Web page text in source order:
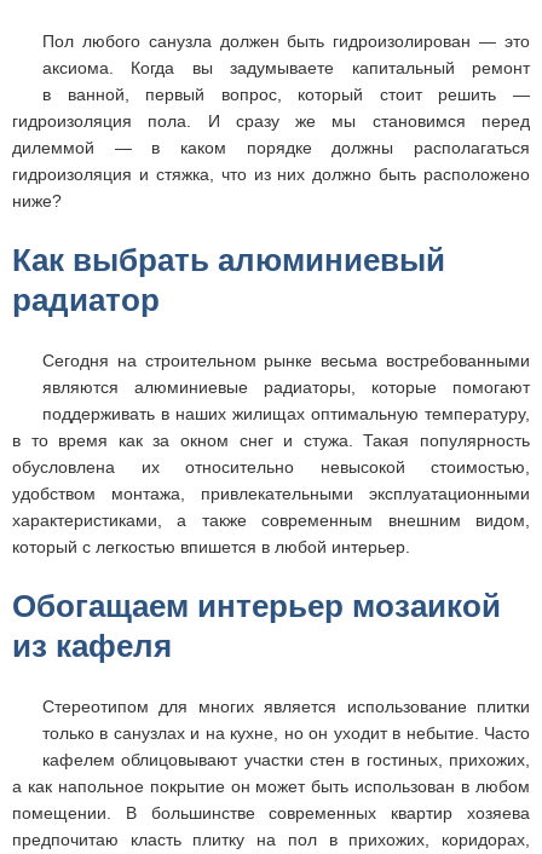
Пол любого санузла должен быть гидроизолирован — это
аксиома. Когда вы задумываете капитальный ремонт
в ванной, первый вопрос, который стоит решить —
гидроизоляция пола. И сразу же мы становимся перед
дилеммой — в каком порядке должны располагаться
гидроизоляция и стяжка, что из них должно быть расположено
ниже?
Как выбрать алюминиевый
радиатор
Сегодня на строительном рынке весьма востребованными
являются алюминиевые радиаторы, которые помогают
поддерживать в наших жилищах оптимальную температуру,
в то время как за окном снег и стужа. Такая популярность
обусловлена их относительно невысокой стоимостью,
удобством монтажа, привлекательными эксплуатационными
характеристиками, а также современным внешним видом,
который с легкостью впишется в любой интерьер.
Обогащаем интерьер мозаикой
из кафеля
Стереотипом для многих является использование плитки
только в санузлах и на кухне, но он уходит в небытие. Часто
кафелем облицовывают участки стен в гостиных, прихожих,
а как напольное покрытие он может быть использован в любом
помещении. В большинстве современных квартир хозяева
предпочитаю класть плитку на пол в прихожих, коридорах,